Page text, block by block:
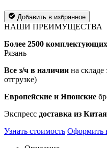
Добавить в избранное
НАШИ ПРЕИМУЩЕСТВА
Более 2500
Рязань
Все з/ч в наличии на складе
отгрузке)
Европейские и Японские
Экспресс доставка из
Узнать стоимость Оформить